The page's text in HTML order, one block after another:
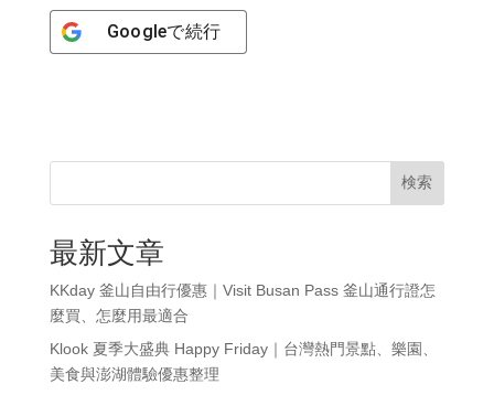
Googleで続行
検索
最新文章
KKday 釜山自由行優惠｜Visit Busan Pass 釜山通行證怎
麼買、怎麼用最適合
Klook 夏季大盛典 Happy Friday｜台灣熱門景點、樂園、
美食與澎湖體驗優惠整理